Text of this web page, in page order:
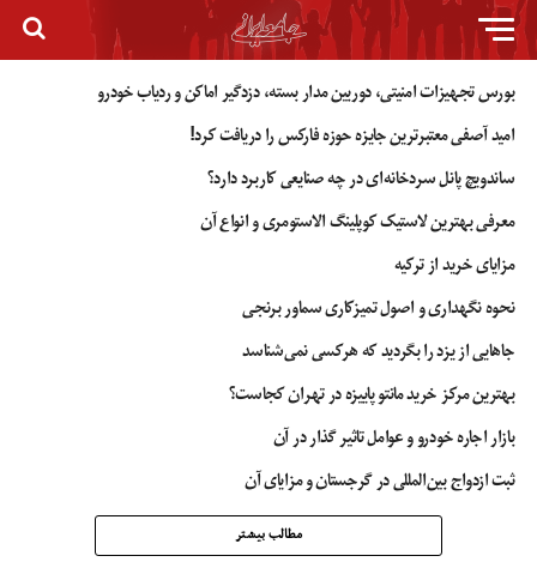
بورس تجهیزات امنیتی، دوربین مدار بسته، دزدگیر اماکن و ردیاب خودرو
امید آصفی معتبرترین جایزه حوزه فارکس را دریافت کرد!
ساندویچ پانل سردخانه‌ای در چه صنایعی کاربرد دارد؟
معرفی بهترین لاستیک کوپلینگ الاستومری و انواع آن
مزایای خرید از ترکیه
نحوه نگهداری و اصول تمیزکاری سماور برنجی
جاهایی از یزد را بگردید که هرکسی نمی‌شناسد
بهترین مرکز خرید مانتو پاییزه در تهران کجاست؟
بازار اجاره خودرو و عوامل تاثیر گذار در آن
ثبت ازدواج بین‌المللی در گرجستان و مزایای آن
مطالب بیشتر